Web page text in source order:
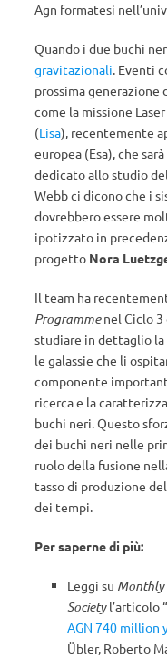
Agn formatesi
Quando i due buchi
gravitazionali. Eventi
prossima generazione
come la missione
(Lisa), recentemente
europea (Esa), che
dedicato allo studio
Webb ci dicono che i
dovrebbero essere
ipotizzato in
progetto Nora
Il team ha
Programmenel Ciclo 3
studiare in dettaglio la
le galassie che li
componente
ricerca e la
buchi neri. Questo
dei buchi neri nelle
ruolo della fusione
tasso di produzione
dei tempi.
Per saperne di più:
Leggi su Monthly
Societyl’articolo “
AGN 740 million
Übler, Roberto